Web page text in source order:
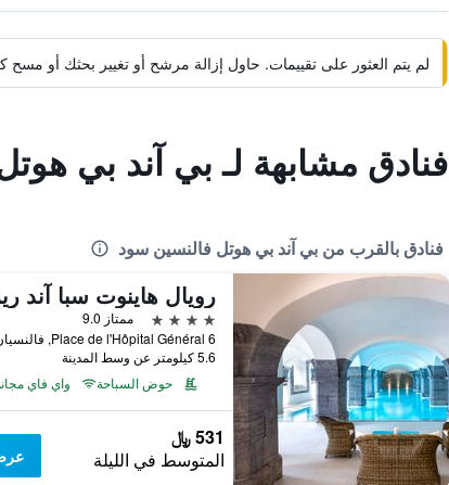
لم يتم العثور على تقييمات. حاول إزالة مرشح أو تغيير بحثك أو
فنادق مشابهة لـ بي آند بي
فنادق بالقرب من بي آند بي هوتل فالنسين سود
4 نجوم
ممتاز 9.0
5.6 كيلومتر عن وسط المدينة
حوض السباحة
واي فاي
531 ﷼
المتوسط في الليلة